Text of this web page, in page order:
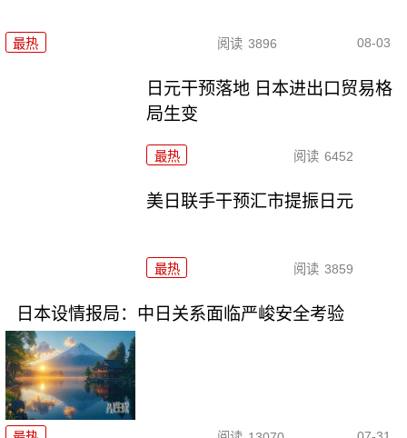
最热 阅读 3896 08-03
日元干预落地 日本进出口贸易格
局生变
最热 阅读 6452
美日联手干预汇市提振日元
最热 阅读 3859
日本设情报局：中日关系面临严峻安全考验